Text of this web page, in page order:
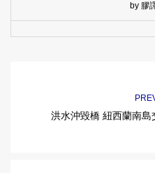
by 膠
洪水沖毀橋 紐西蘭南